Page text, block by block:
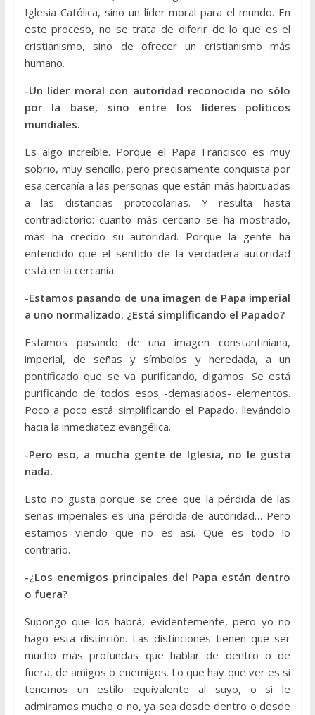
Iglesia Católica, sino un líder moral para el mundo. En
este proceso, no se trata de diferir de lo que es el
cristianismo, sino de ofrecer un cristianismo más
humano.
-Un líder moral con autoridad reconocida no sólo
por la base, sino entre los líderes políticos
mundiales.
Es algo increíble. Porque el Papa Francisco es muy
sobrio, muy sencillo, pero precisamente conquista por
esa cercanía a las personas que están más habituadas
a las distancias protocolarias. Y resulta hasta
contradictorio: cuanto más cercano se ha mostrado,
más ha crecido su autoridad. Porque la gente ha
entendido que el sentido de la verdadera autoridad
está en la cercanía.
-Estamos pasando de una imagen de Papa imperial
a uno normalizado. ¿Está simplificando el Papado?
Estamos pasando de una imagen constantiniana,
imperial, de señas y símbolos y heredada, a un
pontificado que se va purificando, digamos. Se está
purificando de todos esos -demasiados- elementos.
Poco a poco está simplificando el Papado, llevándolo
hacia la inmediatez evangélica.
-Pero eso, a mucha gente de Iglesia, no le gusta
nada.
Esto no gusta porque se cree que la pérdida de las
señas imperiales es una pérdida de autoridad… Pero
estamos viendo que no es así. Que es todo lo
contrario.
-¿Los enemigos principales del Papa están dentro
o fuera?
Supongo que los habrá, evidentemente, pero yo no
hago esta distinción. Las distinciones tienen que ser
mucho más profundas que hablar de dentro o de
fuera, de amigos o enemigos. Lo que hay que ver es si
tenemos un estilo equivalente al suyo, o si le
admiramos mucho o no, ya sea desde dentro o desde